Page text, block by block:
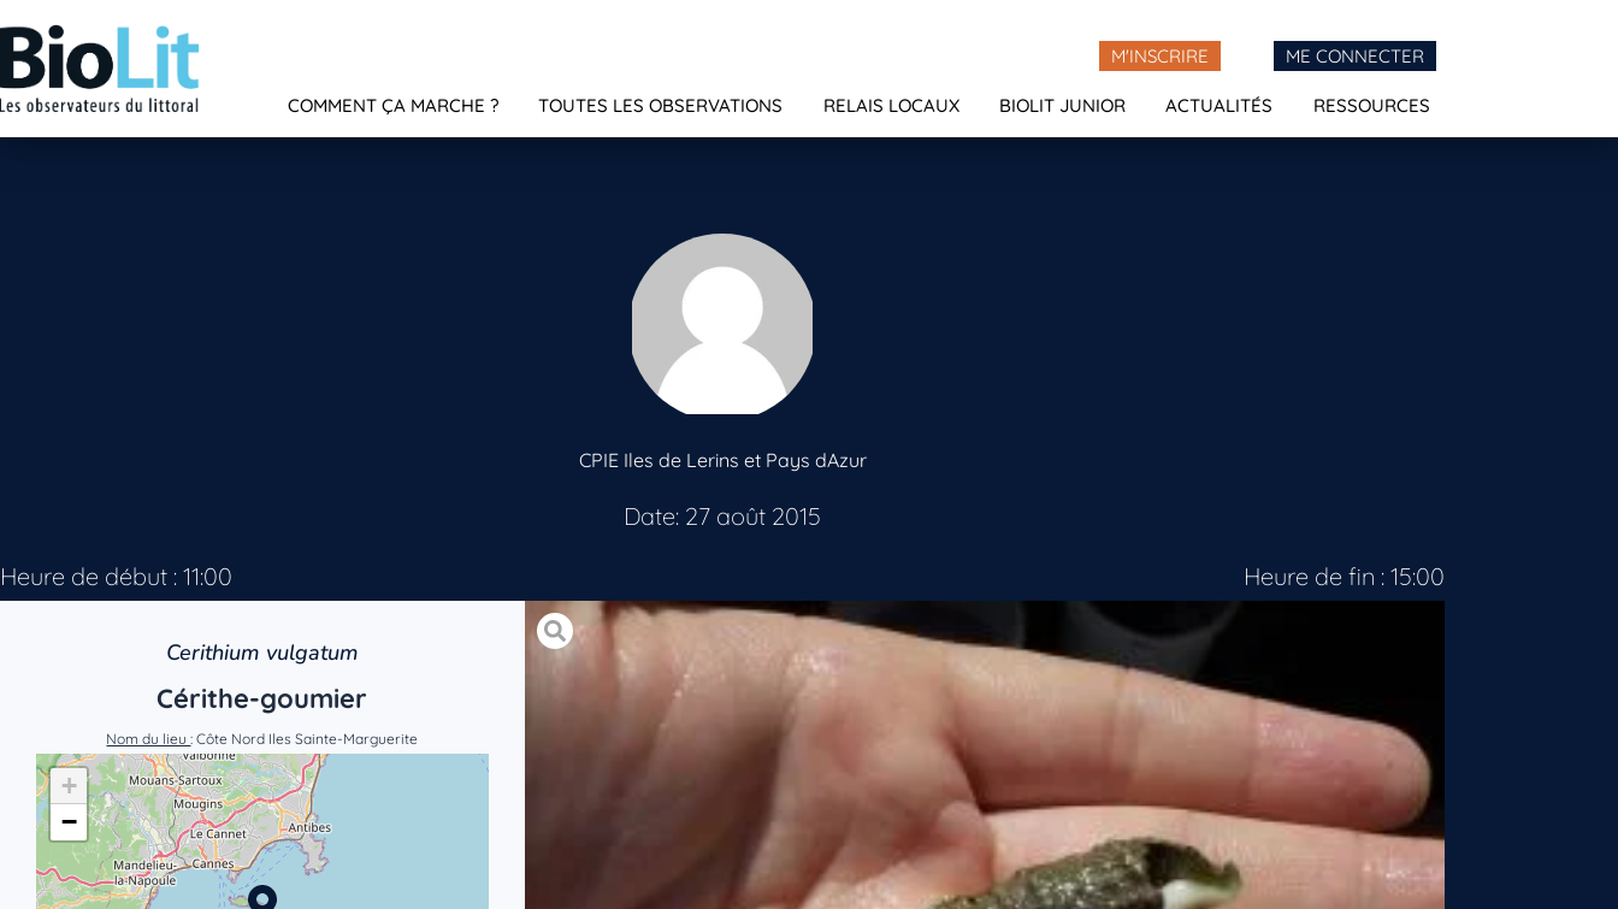
M'INSCRIRE ME CONNECTER
COMMENT ÇA MARCHE ? TOUTES LES OBSERVATIONS RELAIS LOCAUX BIOLIT JUNIOR ACTUALITÉS RESSOURCES
CPIE Iles de Lerins et Pays dAzur
Date: 27 août 2015
Heure de début : 11:00
Heure de fin : 15:00
Cerithium vulgatum
Cérithe-goumier
Nom du lieu: Côte Nord Iles Sainte-Marguerite
+
−